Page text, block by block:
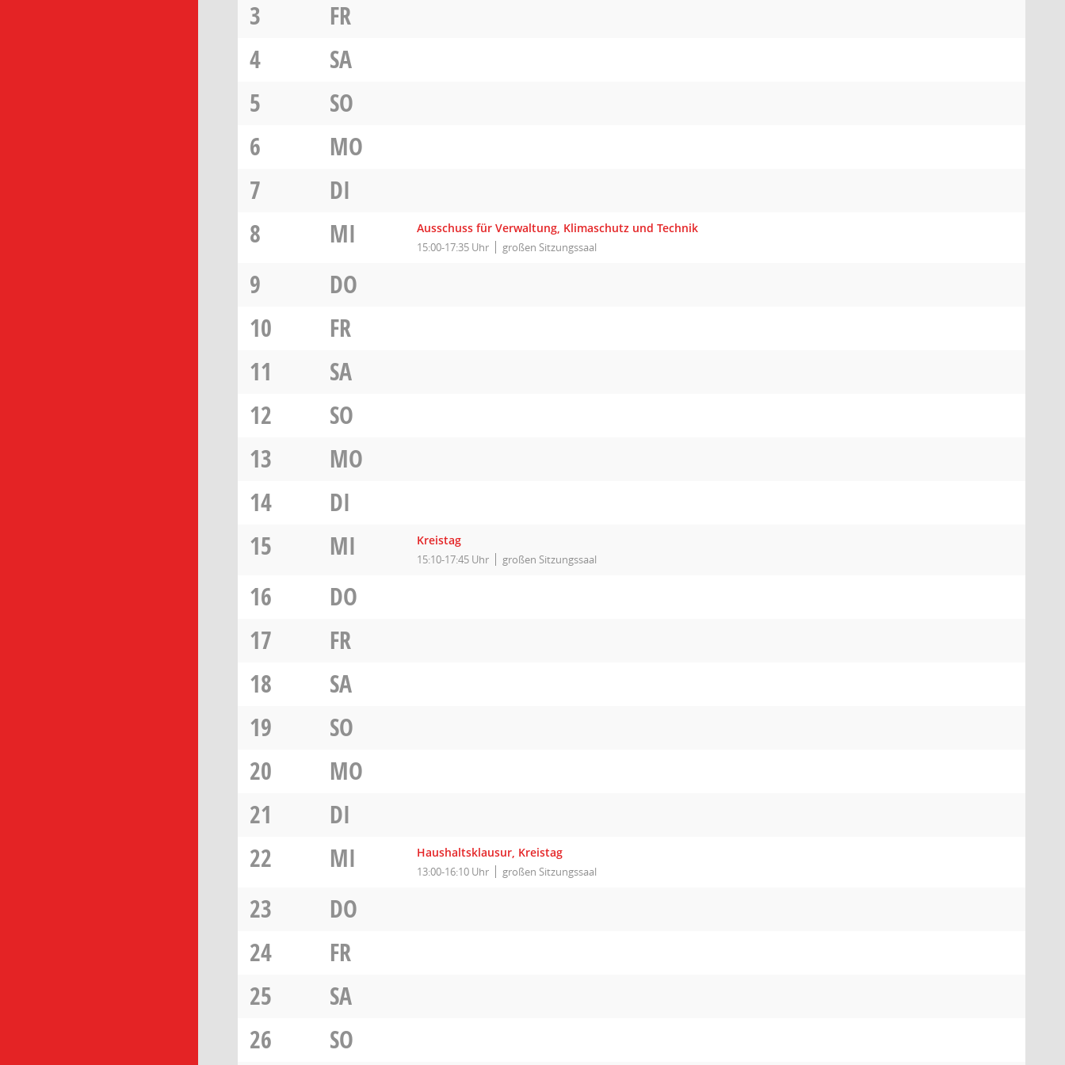
3
FR
4
SA
5
SO
6
MO
7
DI
8
MI Ausschuss für Verwaltung, Klimaschutz und Technik
15:00-17:35 Uhr großen Sitzungssaal
9
DO
10
FR
11
SA
12
SO
13
MO
14
DI
15
MI Kreistag
15:10-17:45 Uhr großen Sitzungssaal
16
DO
17
FR
18
SA
19
SO
20
MO
21
DI
22
MI Haushaltsklausur, Kreistag
13:00-16:10 Uhr großen Sitzungssaal
23
DO
24
FR
25
SA
26
SO